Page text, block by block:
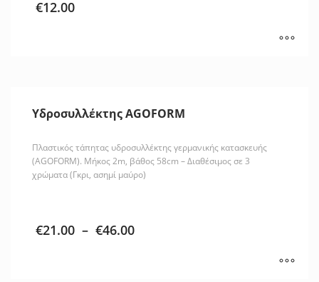
€12.00
Υδροσυλλέκτης AGOFORM
Πλαστικός τάπητας υδροσυλλέκτης γερμανικής κατασκευής
(AGOFORM). Μήκος 2m, βάθος 58cm – Διαθέσιμος σε 3
χρώματα (Γκρι, ασημί μαύρο)
€21.00 – €46.00